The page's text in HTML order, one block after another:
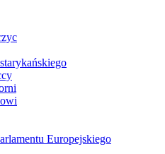
Europejskiego